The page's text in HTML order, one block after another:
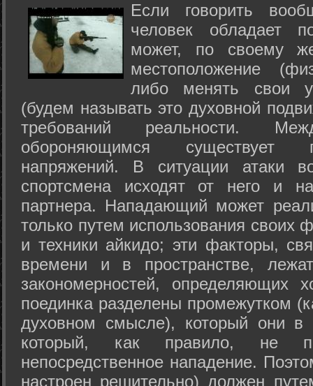
Если говорить
человек обладает
может, по своему
местоположение
либо менять свои
(будем называть это духовной
требований реальности.
обороняющимся существует
напряжений. В ситуации атаки
спортсмена исходят от него и
партнера. Нападающий может
только путем использования своих
и техники айкидо; эти факторы,
времени и в пространстве,
закономерностей, определяющих
поединка разделены промежутком
духовном смысле), который они в
который, как правило, не
непосредственное нападение.
настроен решительно) должен